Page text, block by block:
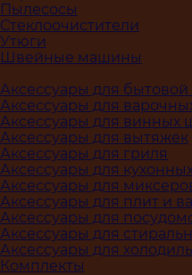
Пылесосы
Стеклоочистители
Утюги
Швейные машины
Аксессуары для бытовой
Аксессуары для
Аксессуары для винных
Аксессуары для вытяжек
Аксессуары для гриля
Аксессуары для
Аксессуары для
Аксессуары для плит и
Аксессуары для
Аксессуары для
Аксессуары для
Комплекты